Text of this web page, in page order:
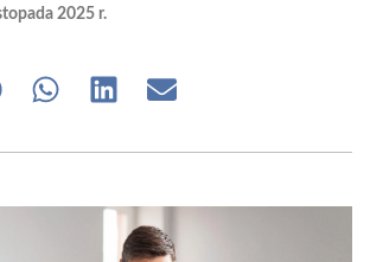
2025 r.
Share Share Share